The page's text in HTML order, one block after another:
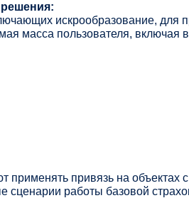
искрообразование, для
масса пользователя, включая
применять привязь на объектах
работы базовой